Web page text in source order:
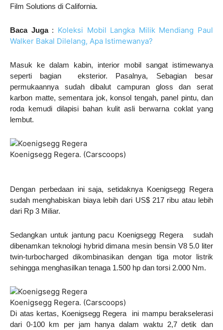
Film Solutions di California.
Baca Juga : Koleksi Mobil Langka Milik Mendiang Paul
Walker Bakal Dilelang, Apa Istimewanya?
Masuk ke dalam kabin, interior mobil sangat istimewanya
seperti bagian eksterior. Pasalnya, Sebagian besar
permukaannya sudah dibalut campuran gloss dan serat
karbon matte, sementara jok, konsol tengah, panel pintu, dan
roda kemudi dilapisi bahan kulit asli berwarna coklat yang
lembut.
Koenigsegg Regera. (Carscoops)
Dengan perbedaan ini saja, setidaknya Koenigsegg Regera
sudah menghabiskan biaya lebih dari US$ 217 ribu atau lebih
dari Rp 3 Miliar.
Sedangkan untuk jantung pacu Koenigsegg Regera sudah
dibenamkan teknologi hybrid dimana mesin bensin V8 5.0 liter
twin-turbocharged dikombinasikan dengan tiga motor listrik
sehingga menghasilkan tenaga 1.500 hp dan torsi 2.000 Nm.
Koenigsegg Regera. (Carscoops)
Di atas kertas, Koenigsegg Regera ini mampu berakselerasi
dari 0-100 km per jam hanya dalam waktu 2,7 detik dan